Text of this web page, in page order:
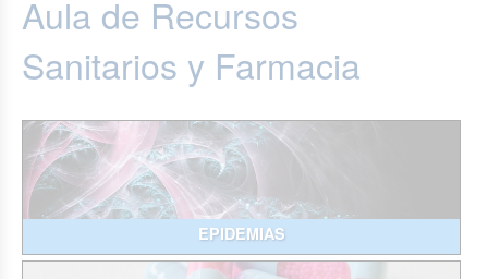
Aula de Recursos
Sanitarios y Farmacia
EPIDEMIAS